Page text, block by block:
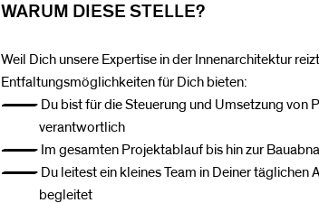
WARUM DIESE STELLE?
Weil Dich unsere Expertise in der Innenarchitektur
Entfaltungsmöglichkeiten für Dich bieten:
— Du bist für die Steuerung und Umsetzung von
verantwortlich
— Im gesamten Projektablauf bis hin zur
— Du leitest ein kleines Team in Deiner täglichen
begleitet